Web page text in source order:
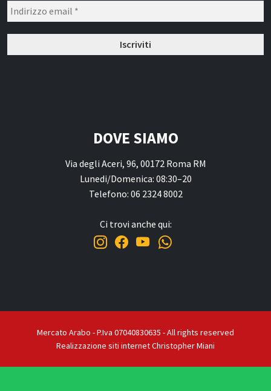
DOVE SIAMO
Via degli Aceri, 96, 00172 Roma RM
Lunedi/Domenica: 08:30–20
Telefono: 06 2324 8002
Ci trovi anche qui:
Mercato Arabo - P.Iva 07040830635 - All rights reserved
Realizzazione siti internet Christopher Miani